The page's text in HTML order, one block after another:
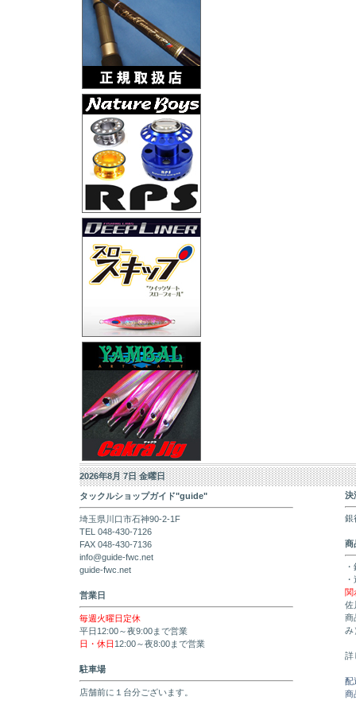
2026年8月 7日 金曜日
タックルショップガイド"guide"
埼玉県川口市石神90-2-1F
TEL 048-430-7126
FAX 048-430-7136
info@guide-fwc.net
guide-fwc.net
営業日
毎週火曜日定休
平日12:00～夜9:00まで営業
日・休日 12:00～夜8:00まで営業
駐車場
店舗前に１台分ございます。
決
銀
商
関
佐
商
み
詳
配
商